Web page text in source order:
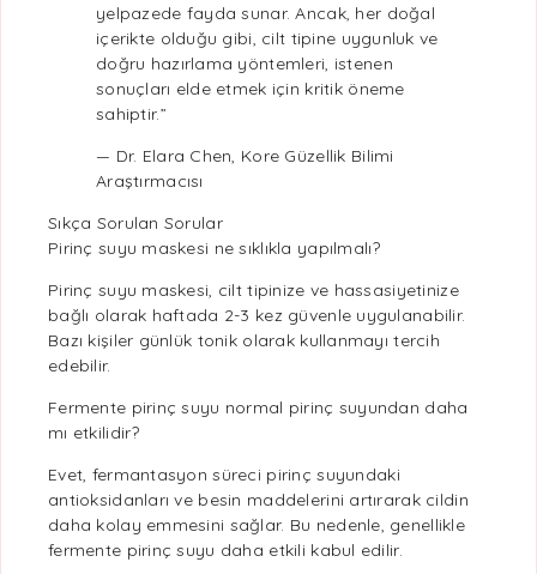
yelpazede fayda sunar. Ancak, her doğal
içerikte olduğu gibi, cilt tipine uygunluk ve
doğru hazırlama yöntemleri, istenen
sonuçları elde etmek için kritik öneme
sahiptir.”
— Dr. Elara Chen, Kore Güzellik Bilimi
Araştırmacısı
Sıkça Sorulan Sorular
Pirinç suyu maskesi ne sıklıkla yapılmalı?
Pirinç suyu maskesi, cilt tipinize ve hassasiyetinize
bağlı olarak haftada 2-3 kez güvenle uygulanabilir.
Bazı kişiler günlük tonik olarak kullanmayı tercih
edebilir.
Fermente pirinç suyu normal pirinç suyundan daha
mı etkilidir?
Evet, fermantasyon süreci pirinç suyundaki
antioksidanları ve besin maddelerini artırarak cildin
daha kolay emmesini sağlar. Bu nedenle, genellikle
fermente pirinç suyu daha etkili kabul edilir.